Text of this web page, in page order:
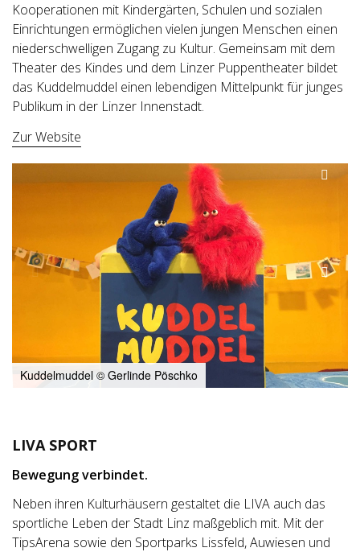
Kooperationen mit Kindergärten, Schulen und sozialen
Einrichtungen ermöglichen vielen jungen Menschen einen
niederschwelligen Zugang zu Kultur. Gemeinsam mit dem
Theater des Kindes und dem Linzer Puppentheater bildet
das Kuddelmuddel einen lebendigen Mittelpunkt für junges
Publikum in der Linzer Innenstadt.
Zur Website
Kuddelmuddel © Gerlinde Pöschko
LIVA SPORT
Bewegung verbindet.
Neben ihren Kulturhäusern gestaltet die LIVA auch das
sportliche Leben der Stadt Linz maßgeblich mit. Mit der
TipsArena sowie den Sportparks Lissfeld, Auwiesen und